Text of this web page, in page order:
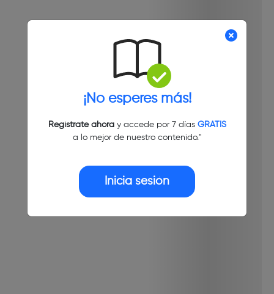
¡No esperes más!
Regístrate ahoray accede por 7 días GRATIS
a lo mejor de nuestro contenido."
Inicia sesión